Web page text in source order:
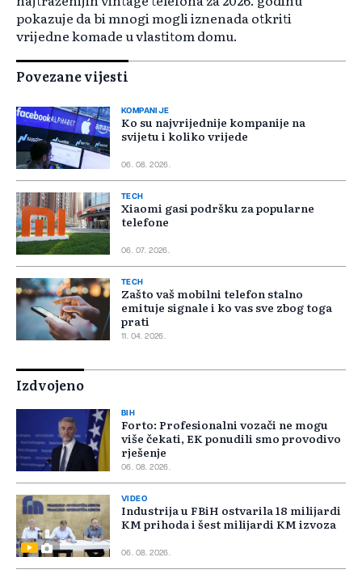
pokazuje da bi mnogi mogli iznenada otkriti
vrijedne komade u vlastitom domu.
Povezane vijesti
KOMPANIJE
Ko su najvrijednije kompanije na
svijetu i koliko vrijede
06. 08. 2026.
TECH
Xiaomi gasi podršku za popularne
telefone
06. 07. 2026.
TECH
Zašto vaš mobilni telefon stalno
emituje signale i ko vas sve zbog toga
prati
11. 04. 2026.
Izdvojeno
BIH
Forto: Profesionalni vozači ne mogu
više čekati, EK ponudili smo provodivo
rješenje
06. 08. 2026.
VIDEO
Industrija u FBiH ostvarila 18 milijardi
KM prihoda i šest milijardi KM izvoza
06. 08. 2026.